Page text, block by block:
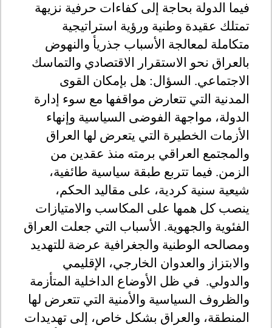
فيما الدولة بحاجة إلى كفاءات حرفية نزيهة
تمتلك عقيدة وطنية ورؤية استراتيجية
متكاملة لمعالجة الأسباب جذريأ والنهوض
بالعراق نحو الاستقرار الاقتصادي والتماسك
الاجتماعي. السؤال: هل بإمكان القوى
المدنية التي تتعارض مواقفها مع سوء إدارة
الدولة، مواجهة الفوضى السياسية وإنهاء
الأزمات الخطيرة التي يتعرض لها العراق
والمجتمع العراقي برمته منذ عقدين من
الزمن. فيما تتربع طبقة سياسية طائفية،
شيعية سنية كردية، على مقاليد الحكم،
ينصب كل همها على المكاسب والامتيازات
الفئوية والجهوية. الأسباب التي جعلت العراق
ومصالحه الوطنية والجغرافية عرضة للتهديد
والابتزاز والعدوان الخارجي، الإقليمي
والدولي. في ظل الأوضاع الداخلية المتأزمة
والظروف السياسية والأمنية التي تتعرض لها
المنطقة، والعراق بشكل خاص، إلى تهديدات